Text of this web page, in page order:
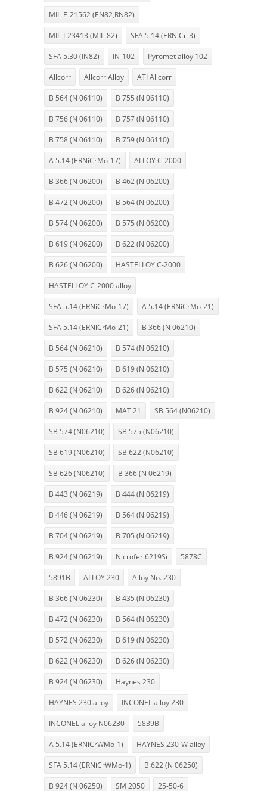
MIL-E-21562 (EN82,RN82)
MIL-I-23413 (MIL-82) SFA 5.14 (ERNiCr-3)
SFA 5.30 (IN82) IN-102 Pyromet alloy 102
Allcorr Allcorr Alloy ATI Allcorr
B 564 (N 06110) B 755 (N 06110)
B 756 (N 06110) B 757 (N 06110)
B 758 (N 06110) B 759 (N 06110)
A 5.14 (ERNiCrMo-17) ALLOY C-2000
B 366 (N 06200) B 462 (N 06200)
B 472 (N 06200) B 564 (N 06200)
B 574 (N 06200) B 575 (N 06200)
B 619 (N 06200) B 622 (N 06200)
B 626 (N 06200) HASTELLOY C-2000
HASTELLOY C-2000 alloy
SFA 5.14 (ERNiCrMo-17) A 5.14 (ERNiCrMo-21)
SFA 5.14 (ERNiCrMo-21) B 366 (N 06210)
B 564 (N 06210) B 574 (N 06210)
B 575 (N 06210) B 619 (N 06210)
B 622 (N 06210) B 626 (N 06210)
B 924 (N 06210) MAT 21 SB 564 (N06210)
SB 574 (N06210) SB 575 (N06210)
SB 619 (N06210) SB 622 (N06210)
SB 626 (N06210) B 366 (N 06219)
B 443 (N 06219) B 444 (N 06219)
B 446 (N 06219) B 564 (N 06219)
B 704 (N 06219) B 705 (N 06219)
B 924 (N 06219) Nicrofer 6219Si 5878C
5891B ALLOY 230 Alloy No. 230
B 366 (N 06230) B 435 (N 06230)
B 472 (N 06230) B 564 (N 06230)
B 572 (N 06230) B 619 (N 06230)
B 622 (N 06230) B 626 (N 06230)
B 924 (N 06230) Haynes 230
HAYNES 230 alloy INCONEL alloy 230
INCONEL alloy N06230 5839B
A 5.14 (ERNiCrWMo-1) HAYNES 230-W alloy
SFA 5.14 (ERNiCrWMo-1) B 622 (N 06250)
B 924 (N 06250) SM 2050 25-50-6